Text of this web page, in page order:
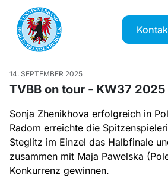
14. SEPTEMBER 2025
TVBB on tour - KW37 2025
Sonja Zhenikhova erfolgreich in
Radom erreichte die
Steglitz im Einzel das Halbfinale
zusammen mit Maja Pawelska
Konkurrenz gewinnen.